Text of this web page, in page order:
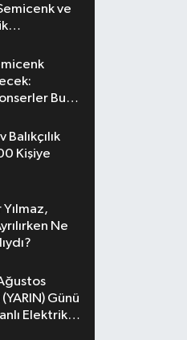
ve
Bu
Balıkçılık
Kişiye
Yılmaz,
Ne
Günü
Elektrik